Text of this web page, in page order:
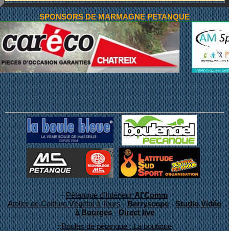
SPONSORS DE MARMAGNE PETANQUE
-Pétanque d'IntérieurAl'Comm
Atelier de Coiffure Végétal à Tours-Berryscope-Studio Vidéo
à Bourges-Direct live
::Boules de pétanque : La boutique